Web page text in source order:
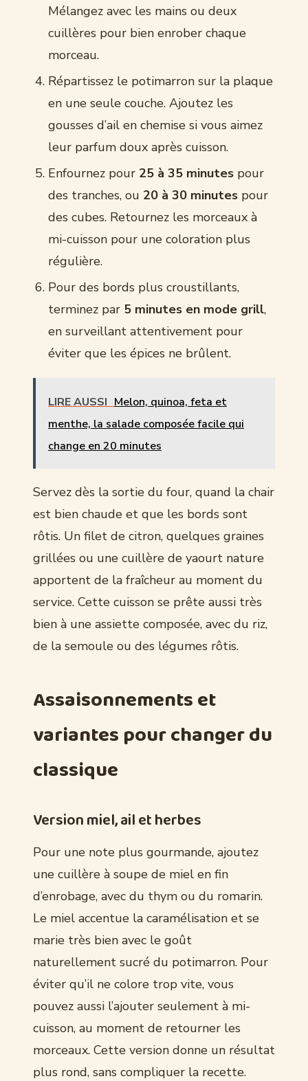
Mélangez avec les mains ou deux
cuillères pour bien enrober chaque
morceau.
Répartissez le potimarron sur la plaque
en une seule couche. Ajoutez les
gousses d’ail en chemise si vous aimez
leur parfum doux après cuisson.
Enfournez pour 25 à 35 minutes pour
des tranches, ou 20 à 30 minutes pour
des cubes. Retournez les morceaux à
mi-cuisson pour une coloration plus
régulière.
Pour des bords plus croustillants,
terminez par 5 minutes en mode grill,
en surveillant attentivement pour
éviter que les épices ne brûlent.
LIRE AUSSI Melon, quinoa, feta et
menthe, la salade composée facile qui
change en 20 minutes
Servez dès la sortie du four, quand la chair
est bien chaude et que les bords sont
rôtis. Un filet de citron, quelques graines
grillées ou une cuillère de yaourt nature
apportent de la fraîcheur au moment du
service. Cette cuisson se prête aussi très
bien à une assiette composée, avec du riz,
de la semoule ou des légumes rôtis.
Assaisonnements et
variantes pour changer du
classique
Version miel, ail et herbes
Pour une note plus gourmande, ajoutez
une cuillère à soupe de miel en fin
d’enrobage, avec du thym ou du romarin.
Le miel accentue la caramélisation et se
marie très bien avec le goût
naturellement sucré du potimarron. Pour
éviter qu’il ne colore trop vite, vous
pouvez aussi l’ajouter seulement à mi-
cuisson, au moment de retourner les
morceaux. Cette version donne un résultat
plus rond, sans compliquer la recette.